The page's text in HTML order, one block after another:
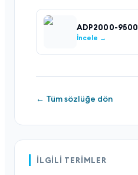
ADP2000-9500
İncele →
← Tüm sözlüğe dön
İLGILI TERIMLER